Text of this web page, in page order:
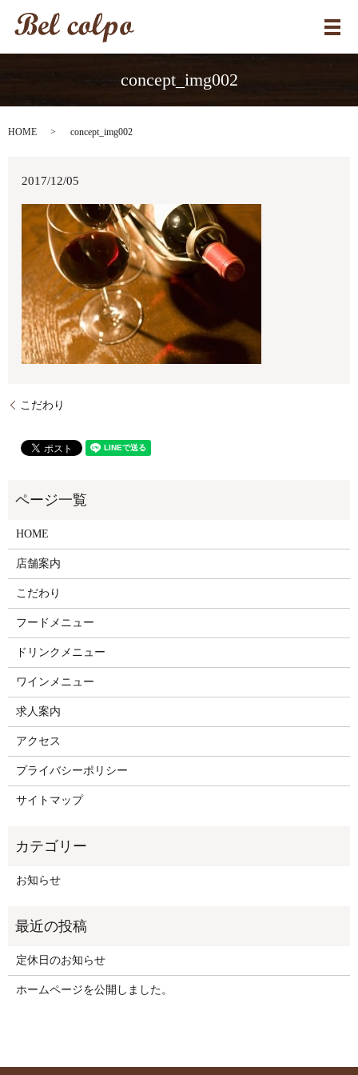
メ
concept_img002
HOME concept_img002
2017/12/05
こだわり
HOME
店舗案内
こだわり
フードメニュー
ドリンクメニュー
ワインメニュー
求人案内
アクセス
プライバシーポリシー
サイトマップ
お知らせ
定休日のお知らせ
ホームページを公開しました。